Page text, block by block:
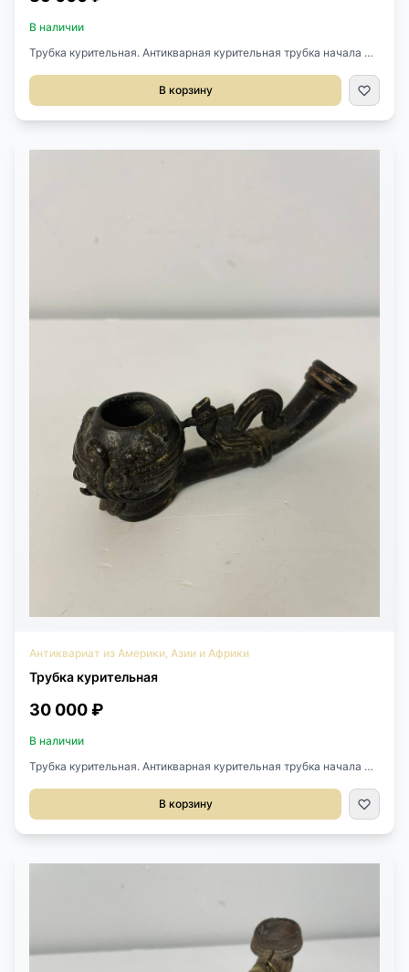
В наличии
Трубка курительная. Антикварная курительная трубка начала XX
работа. Длина 36 см. Ширина 2,5 см. Высота 6 см.
В корзину
Антиквариат из Америки, Азии и Африки
Трубка курительная
30 000 ₽
В наличии
Трубка курительная. Антикварная курительная трубка начала XX
Высота 5 см.
В корзину